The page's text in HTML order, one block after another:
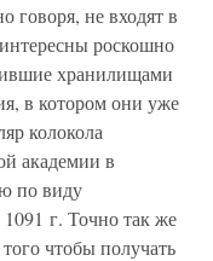
говоря, не входят в
роскошно
хранилищами
в котором они уже
колокола
академии в
по виду
г. Точно так же
чтобы получать